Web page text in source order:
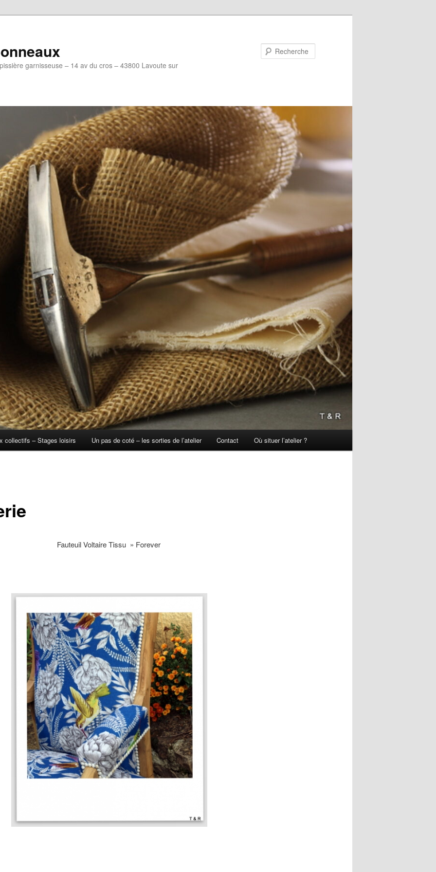
garnisseuse – 14 av du cros – 43800 Lavoute sur
collectifs – Stages loisirs Un pas de coté – les sorties de l’atelier Contact Où situer l’atelier ?
Fauteuil Voltaire Tissu » Forever